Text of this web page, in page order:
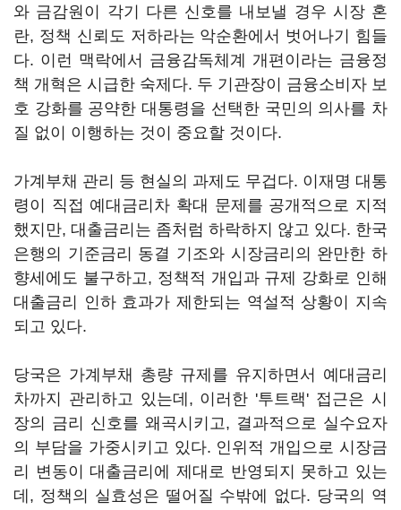
와 금감원이 각기 다른 신호를 내보낼 경우 시장 혼
란, 정책 신뢰도 저하라는 악순환에서 벗어나기 힘들
다. 이런 맥락에서 금융감독체계 개편이라는 금융정
책 개혁은 시급한 숙제다. 두 기관장이 금융소비자 보
호 강화를 공약한 대통령을 선택한 국민의 의사를 차
질 없이 이행하는 것이 중요할 것이다.
가계부채 관리 등 현실의 과제도 무겁다. 이재명 대통
령이 직접 예대금리차 확대 문제를 공개적으로 지적
했지만, 대출금리는 좀처럼 하락하지 않고 있다. 한국
은행의 기준금리 동결 기조와 시장금리의 완만한 하
향세에도 불구하고, 정책적 개입과 규제 강화로 인해
대출금리 인하 효과가 제한되는 역설적 상황이 지속
되고 있다.
당국은 가계부채 총량 규제를 유지하면서 예대금리
차까지 관리하고 있는데, 이러한 '투트랙' 접근은 시
장의 금리 신호를 왜곡시키고, 결과적으로 실수요자
의 부담을 가중시키고 있다. 인위적 개입으로 시장금
리 변동이 대출금리에 제대로 반영되지 못하고 있는
데, 정책의 실효성은 떨어질 수밖에 없다. 당국의 역